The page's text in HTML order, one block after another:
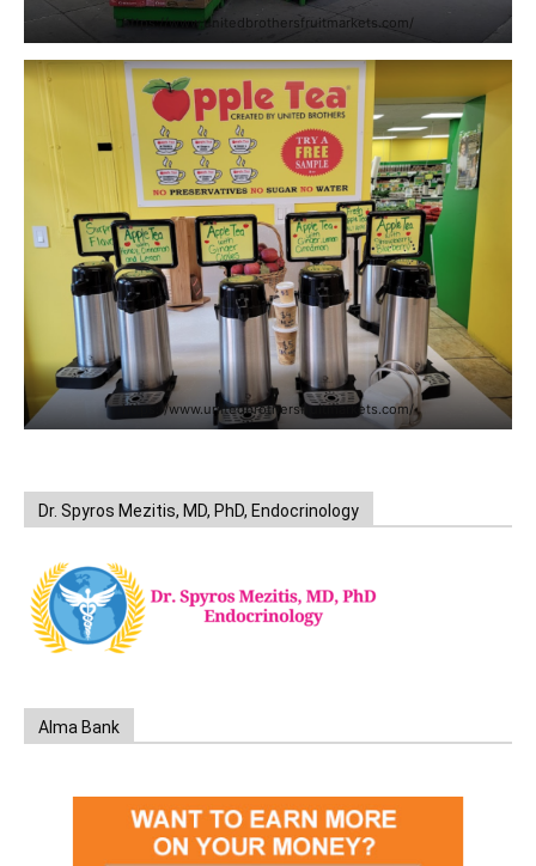
https://www.unitedbrothersfruitmarkets.com/
https://www.unitedbrothersfruitmarkets.com/
Dr. Spyros Mezitis, MD, PhD, Endocrinology
Alma Bank